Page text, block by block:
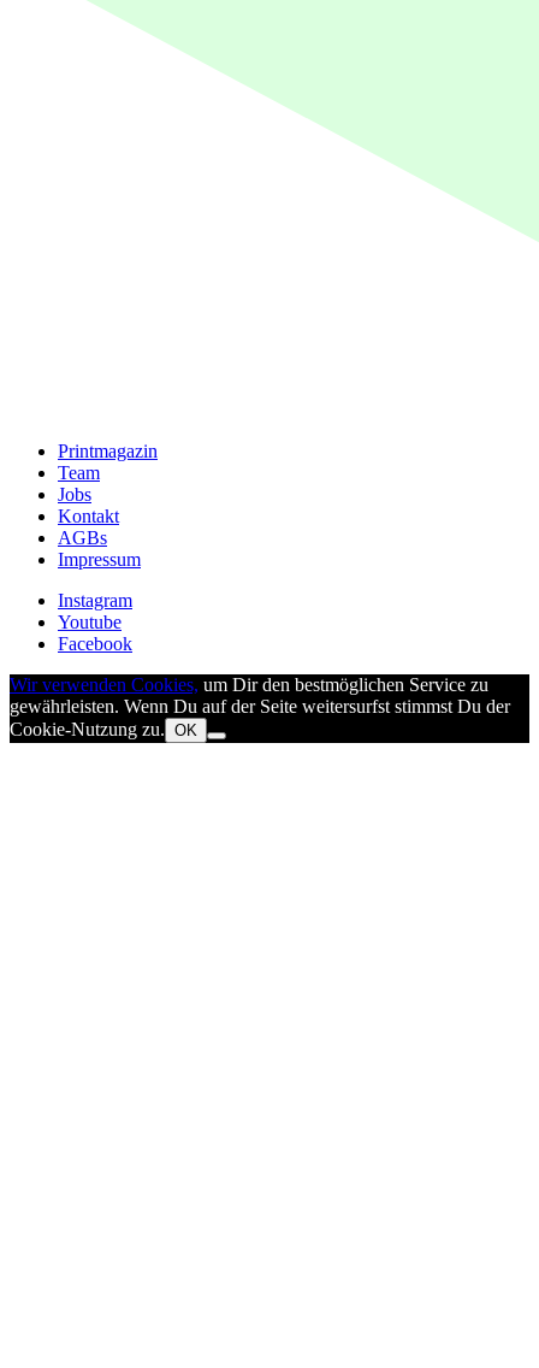
Printmagazin
Team
Jobs
Kontakt
AGBs
Impressum
Instagram
Youtube
Facebook
Wir verwenden Cookies, um Dir den bestmöglichen Service zu
gewährleisten. Wenn Du auf der Seite weitersurfst stimmst Du der
Cookie-Nutzung zu. OK